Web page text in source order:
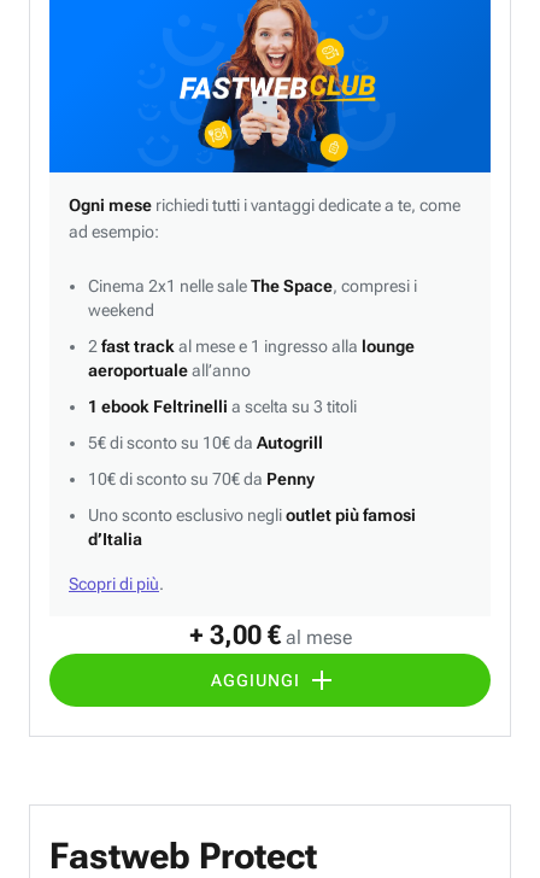
+ 3,00 € al mese
AGGIUNGI
Ogni mese richiedi tutti i vantaggi dedicate a te, come
ad esempio:
Cinema 2x1 nelle saleThe Space, compresi i
weekend
2 fast track al mese e 1 ingresso alla lounge
aeroportualeall’anno
1 ebook Feltrinelli a scelta su 3 titoli
5€ di sconto su 10€ da Autogrill
10€ di sconto su 70€ da Penny
Uno sconto esclusivo neglioutlet più famosi
d’Italia
Scopri di più.
Fastweb Protect